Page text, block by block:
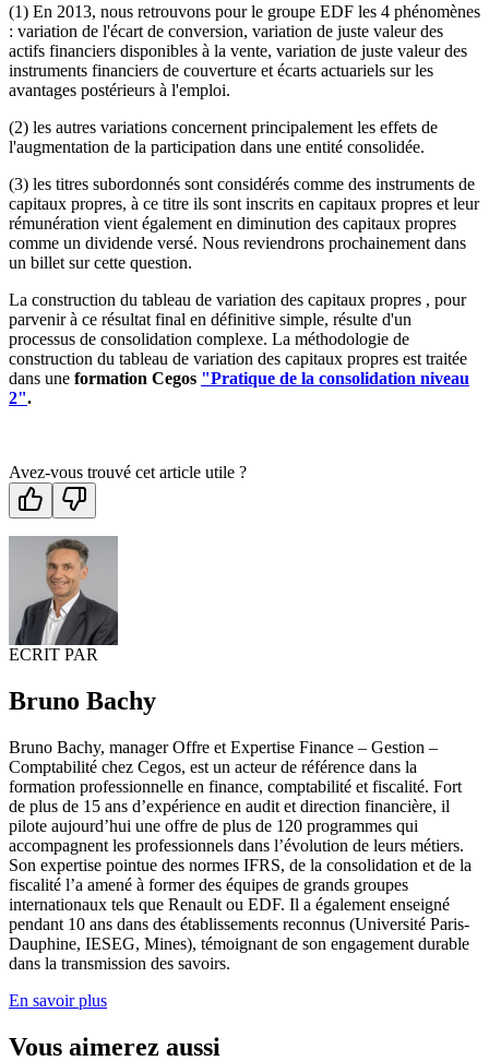
(1) En 2013, nous retrouvons pour le groupe EDF les 4 phénomènes
: variation de l'écart de conversion, variation de juste valeur des
actifs financiers disponibles à la vente, variation de juste valeur des
instruments financiers de couverture et écarts actuariels sur les
avantages postérieurs à l'emploi.
(2) les autres variations concernent principalement les effets de
l'augmentation de la participation dans une entité consolidée.
(3) les titres subordonnés sont considérés comme des instruments de
capitaux propres, à ce titre ils sont inscrits en capitaux propres et leur
rémunération vient également en diminution des capitaux propres
comme un dividende versé. Nous reviendrons prochainement dans
un billet sur cette question.
La construction du tableau de variation des capitaux propres , pour
parvenir à ce résultat final en définitive simple, résulte d'un
processus de consolidation complexe. La méthodologie de
construction du tableau de variation des capitaux propres est traitée
dans une formation Cegos "Pratique de la consolidation niveau
2".
Avez-vous trouvé cet article utile ?
ECRIT PAR
Bruno Bachy
Bruno Bachy, manager Offre et Expertise Finance – Gestion –
Comptabilité chez Cegos, est un acteur de référence dans la
formation professionnelle en finance, comptabilité et fiscalité. Fort
de plus de 15 ans d’expérience en audit et direction financière, il
pilote aujourd’hui une offre de plus de 120 programmes qui
accompagnent les professionnels dans l’évolution de leurs métiers.
Son expertise pointue des normes IFRS, de la consolidation et de la
fiscalité l’a amené à former des équipes de grands groupes
internationaux tels que Renault ou EDF. Il a également enseigné
pendant 10 ans dans des établissements reconnus (Université Paris-
Dauphine, IESEG, Mines), témoignant de son engagement durable
dans la transmission des savoirs.
En savoir plus
Vous aimerez aussi